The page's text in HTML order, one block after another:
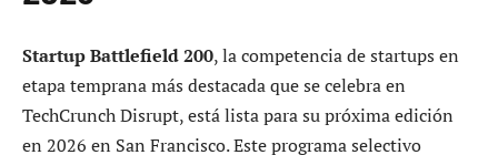
Startup Battlefield 200, la competencia de startups en
etapa temprana más destacada que se celebra en
TechCrunch Disrupt, está lista para su próxima edición
en 2026 en San Francisco. Este programa selectivo